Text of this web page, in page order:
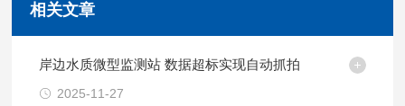
相关文章
岸边水质微型监测站 数据超标实现自动抓拍
2025-11-27